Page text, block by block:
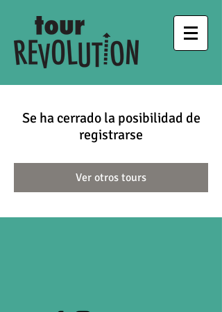
Se ha cerrado la posibilidad de
registrarse
Ver otros tours